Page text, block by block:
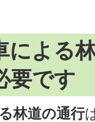
による
要です
林道の通行